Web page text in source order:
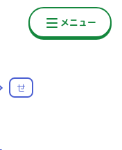
せ